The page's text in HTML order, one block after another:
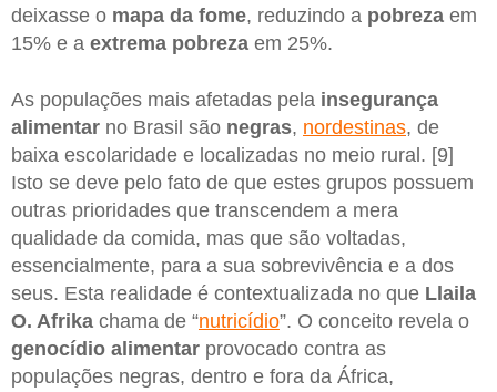
deixasse o mapa da fome, reduzindo a pobreza em
15% e a extrema pobreza em 25%.
As populações mais afetadas pela insegurança
alimentar no Brasil são negras, nordestinas, de
baixa escolaridade e localizadas no meio rural. [9]
Isto se deve pelo fato de que estes grupos possuem
outras prioridades que transcendem a mera
qualidade da comida, mas que são voltadas,
essencialmente, para a sua sobrevivência e a dos
seus. Esta realidade é contextualizada no que Llaila
O. Afrika chama de “nutricídio”. O conceito revela o
genocídio alimentar provocado contra as
populações negras, dentro e fora da África,